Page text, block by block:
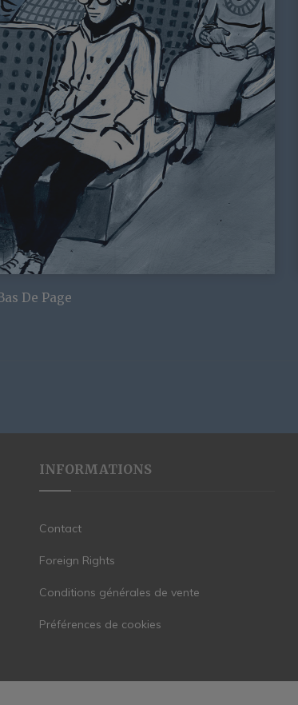
De Page
INFORMATIONS
Contact
Foreign Rights
Conditions générales de vente
Préférences de cookies